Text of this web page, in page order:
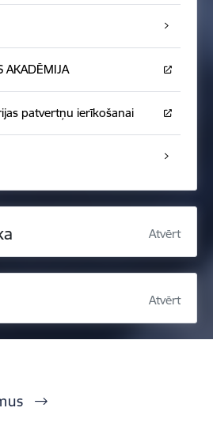
AKADĒMIJA
patvertņu ierīkošanai
Atvērt
Atvērt